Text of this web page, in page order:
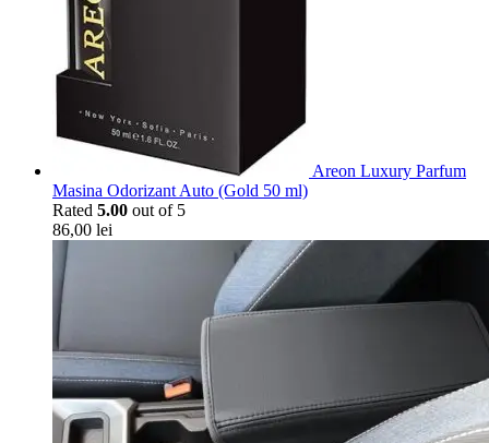
Areon Luxury Parfum
Masina Odorizant Auto (Gold 50 ml)
Rated 5.00 out of 5
86,00 lei